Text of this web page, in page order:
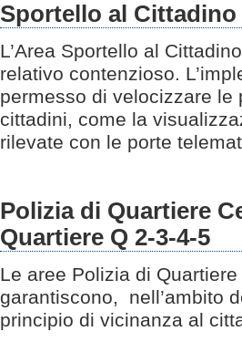
Sportello al Cittadino
L’Area Sportello al
relativo contenzioso.
permesso di velocizzare
cittadini, come la
rilevate con le porte
Polizia di Quartiere
Quartiere Q 2-3-4-5
Le aree Polizia di
garantiscono, nell’ambito
principio di vicinanza al